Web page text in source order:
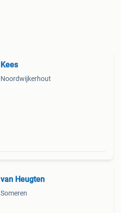
Kees
Noordwijkerhout
van Heugten
Someren